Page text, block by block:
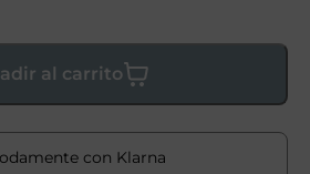
al carrito
con Klarna